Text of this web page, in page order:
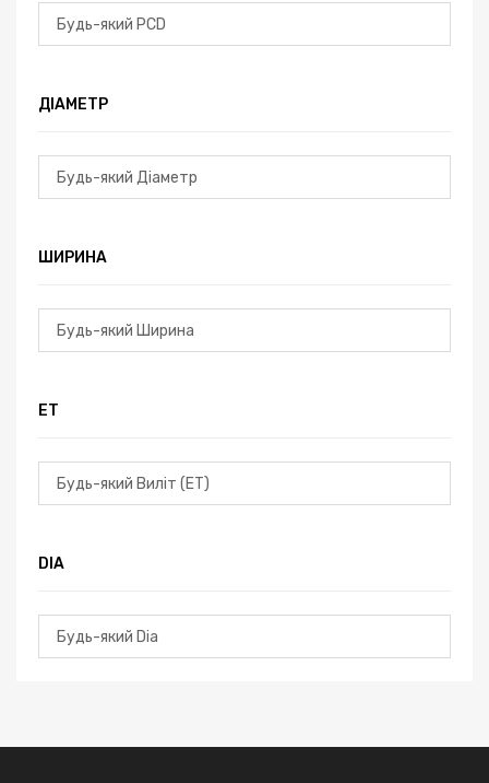
ДІАМЕТР
ШИРИНА
ЕТ
DIA